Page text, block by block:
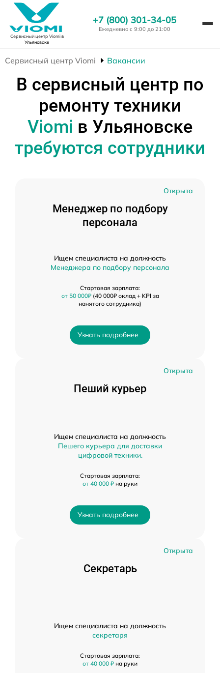
Сервисный центр Viomiв
Ульяновске
+7 (800) 301-34-05
Ежедневно с 9:00 до 21:00
Сервисный центр Viomi Вакансии
В сервисный центр по
ремонту техники
Viomi в Ульяновске
требуются сотрудники
Открыта
Менеджер по подбору
персонала
Ищем специалиста на должность
Менеджера по подбору персонала
Стартовая зарплата:
от 50 000₽(40 000₽ оклад + KPI за
нанятого сотрудника)
Узнать подробнее
Открыта
Пеший курьер
Ищем специалиста на должность
Пешего курьера для доставки
цифровой техники.
Стартовая зарплата:
от 40 000 ₽ на руки
Узнать подробнее
Открыта
Секретарь
Ищем специалиста на должность
секретаря
Стартовая зарплата:
от 40 000 ₽ на руки